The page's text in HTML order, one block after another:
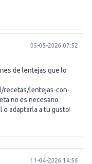
05-05-2026 07:52
de lentejas que lo
recetas/lentejas-con-
no es necesario.
o adaptarla a tu gusto!
11-04-2026 14:56